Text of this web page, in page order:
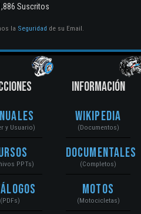
Suscritos
la Seguridad de su Email.
y Usuario)
PPTs)
(PDFs)
INFORMACIÓN
Wikipedia
(Documentos)
Documentales
(Completos)
Motos
(Motocicletas)